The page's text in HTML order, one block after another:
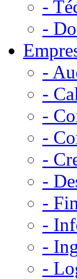
-
-
-
-
-
-
-
-
-
-
-
-